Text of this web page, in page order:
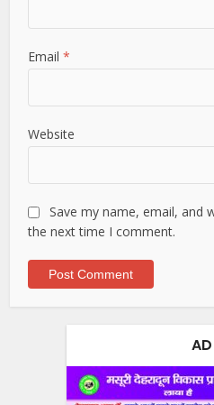
Email*
Website
Save my name, email, and
the next time I comment.
AD